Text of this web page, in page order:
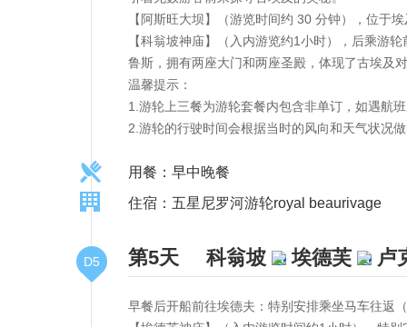
【阿斯旺大坝】（游览时间约 30 分钟），位于
【科翁坡神庙】（入内游览约1小时），后乘游
鲁斯，拥有两座大门和两座圣殿，体现了古埃及
温馨提示：
1.游轮上三餐为游轮套餐内包含非单订，如遇航
2.游轮的行驶时间会根据当时的风向和天气状况
用餐：早中晚餐
住宿：五星尼罗河游轮royal beaurivage
D5 第5天 科翁坡 埃德芙 卢
早餐后开船前往埃德夫：特别安排乘坐马车往返